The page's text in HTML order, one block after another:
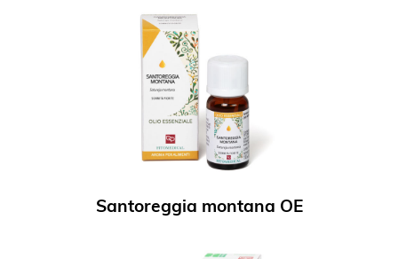
Santoreggia montana OE